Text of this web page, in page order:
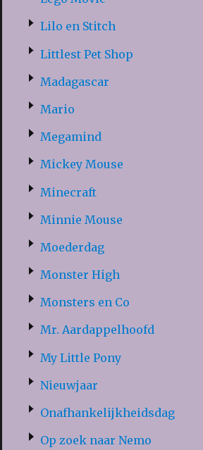
Lilo en Stitch
Littlest Pet Shop
Madagascar
Mario
Megamind
Mickey Mouse
Minecraft
Minnie Mouse
Moederdag
Monster High
Monsters en Co
Mr. Aardappelhoofd
My Little Pony
Nieuwjaar
Onafhankelijkheidsdag
Op zoek naar Nemo